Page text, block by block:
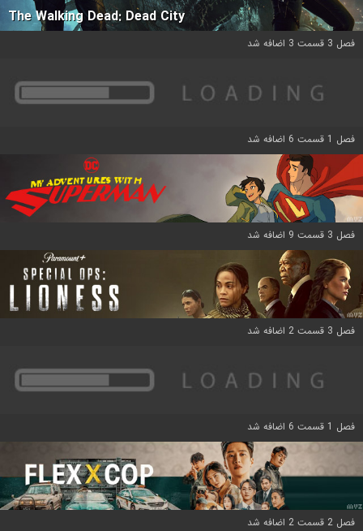
The Walking Dead: Dead City
فصل 3 قسمت 3 اضافه شد
فصل 1 قسمت 6 اضافه شد
فصل 3 قسمت 9 اضافه شد
فصل 3 قسمت 2 اضافه شد
فصل 1 قسمت 6 اضافه شد
فصل 2 قسمت 2 اضافه شد